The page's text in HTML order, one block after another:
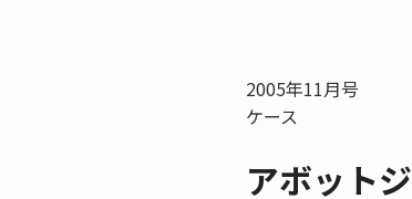
2005年11月号
ケース
アボット